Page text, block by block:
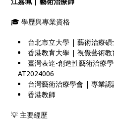
🎓 學歷與專業資格
台北市立大學 | 藝術治療碩
香港教育大學 | 視覺藝術教
臺灣表達-創造性藝術治療
AT2024006
台灣藝術治療學會 | 專業認
香港教師
💡 主要經歷